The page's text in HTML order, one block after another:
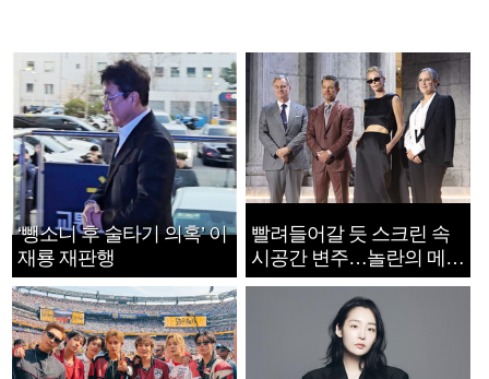
‘뺑소니 후 술타기 의혹’ 이
재룡 재판행
빨려들어갈 듯 스크린 속
시공간 변주…놀란의 메시
지는 ‘전쟁 속죄’